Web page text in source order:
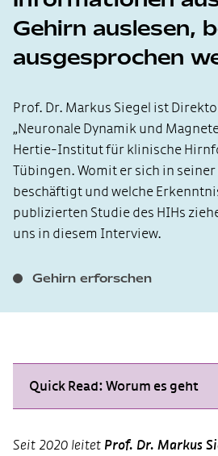
Gehirn auslesen,
ausgesprochen
Prof. Dr. Markus Siegel ist
„Neuronale Dynamik und
Hertie-Institut für klinische
Tübingen. Womit er sich in
beschäftigt und welche
publizierten Studie des HIHs
uns in diesem Interview.
Gehirn erforschen
Quick Read: Worum es geht
Seit 2020 leitet Prof. Dr. Markus